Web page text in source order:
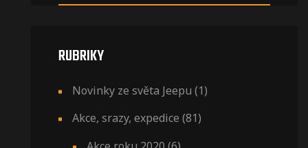
RUBRIKY
Novinky ze světa Jeepu (1)
Akce, srazy, expedice (81)